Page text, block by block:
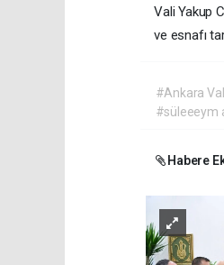
Vali Yakup
ve esnafı
#Ankara
#süleeeym
Habere